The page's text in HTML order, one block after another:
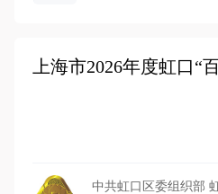
上海市2026年度虹口“